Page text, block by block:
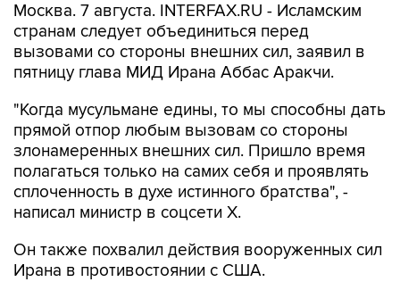
Москва. 7 августа. INTERFAX.RU - Исламским
странам следует объединиться перед
вызовами со стороны внешних сил, заявил в
пятницу глава МИД Ирана Аббас Аракчи.
"Когда мусульмане едины, то мы способны дать
прямой отпор любым вызовам со стороны
злонамеренных внешних сил. Пришло время
полагаться только на самих себя и проявлять
сплоченность в духе истинного братства", -
написал министр в соцсети Х.
Он также похвалил действия вооруженных сил
Ирана в противостоянии с США.